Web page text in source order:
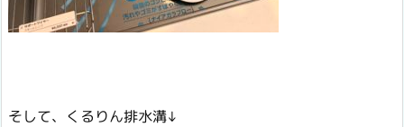
そして、くるりん排水溝↓